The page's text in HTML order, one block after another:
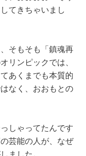
てきちゃいまし
そもそも「鎮魂再
リンピックでは、
あくまでも本質的
なく、おおもとの
しゃってたんです
芸能の人が、なぜ